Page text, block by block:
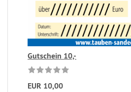
Gutschein 10,-
EUR 10,00